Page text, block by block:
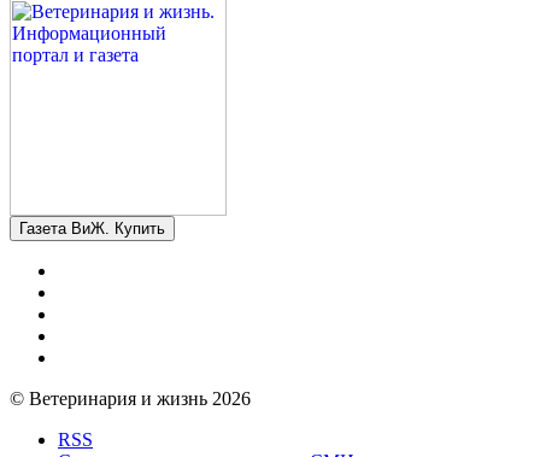
Газета ВиЖ. Купить
© Ветеринария и жизнь 2026
RSS